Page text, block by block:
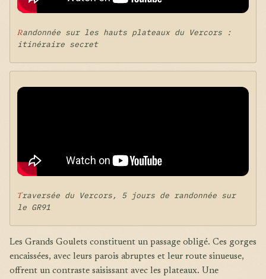
Randonnée sur les hauts plateaux du Vercors :
itinéraire secret
Traversée du Vercors, 5 jours de randonnée sur
le GR91
Les Grands Goulets constituent un passage obligé. Ces gorges
encaissées, avec leurs parois abruptes et leur route sinueuse,
offrent un contraste saisissant avec les plateaux. Une